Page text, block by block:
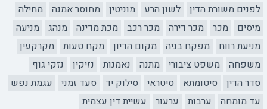
לפנים משורת הדין
לשון הרע מוניטין מחוסר אמנה
מחילה
מיסים
מכר מכר דירה מכר רכב מכת מדינה מנהג
מניעה
מניעת רווח
מפקח בניה מקום הדיון מקח טעות
מקרקעין
משפחה
משפט ציבורי מתנה נאמנות נזיקין
נזקי גוף
סדר הדין
סיטומתא סיטראי סילוק יד סעד זמני
עגמת נפש
עד מומחה
ערבות ערעור
עשיית דין עצמית